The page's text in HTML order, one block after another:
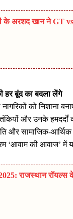
के अरशद खान ने GT
हर बूंद का बदला लेंगे
को निशाना
और उनके
और सामाजिक-
‘आवाम की आवाज’ में
राजस्थान रॉयल्स